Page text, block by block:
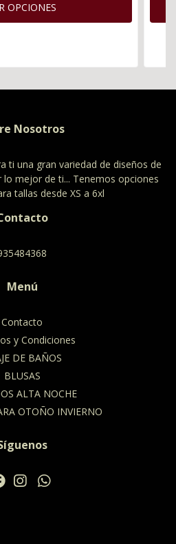
OPCIONES
Nosotros
ti una gran variedad de diseños de
mejor de ti... Tenemos opciones
tallas desde XS a 6xl
Menú
Contacto
y Condiciones
DE BAÑOS
BLUSAS
ALTA NOCHE
OTOÑO INVIERNO